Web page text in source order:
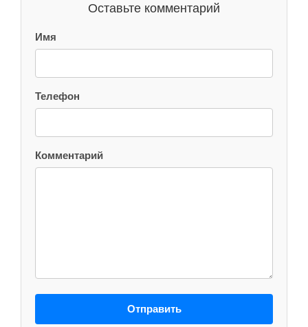
Оставьте комментарий
Имя
Телефон
Комментарий
Отправить